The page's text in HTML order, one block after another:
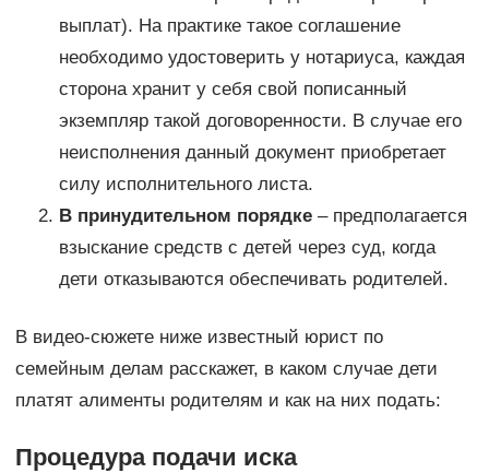
выплат). На практике такое соглашение
необходимо удостоверить у нотариуса, каждая
сторона хранит у себя свой пописанный
экземпляр такой договоренности. В случае его
неисполнения данный документ приобретает
силу исполнительного листа.
В принудительном порядке– предполагается
взыскание средств с детей через суд, когда
дети отказываются обеспечивать родителей.
В видео-сюжете ниже известный юрист по
семейным делам расскажет, в каком случае дети
платят алименты родителям и как на них подать:
Процедура подачи иска